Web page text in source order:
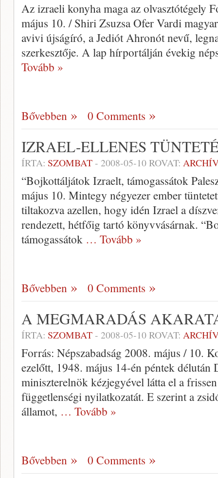
Az izraeli konyha maga az olvasztótégely
május 10. / Shiri Zsuzsa Ofer Vardi
avivi újságíró, a Jediót Ahronót nevű,
szerkesztője. A lap hírportálján évekig
Tovább »
Bővebben 0 Comments
IZRAEL-ELLENES
ÍRTA: SZOMBAT- 2008-05-10ROVAT:
“Bojkottáljátok Izraelt, támogassátok
május 10. Mintegy négyezer ember
tiltakozva azellen, hogy idén Izrael a
rendezett, hétfőig tartó könyvvásárnak.
támogassátok … Tovább »
Bővebben 0 Comments
A MEGMARADÁS
ÍRTA: SZOMBAT- 2008-05-10ROVAT:
Forrás: Népszabadság 2008. május / 10.
ezelőtt, 1948. május 14-én péntek
miniszterelnök kézjegyével látta el a
függetlenségi nyilatkozatát. E szerint a
államot, … Tovább »
Bővebben 0 Comments